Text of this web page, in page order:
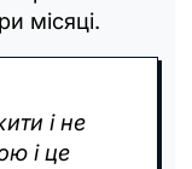
місяці.
і не
і це